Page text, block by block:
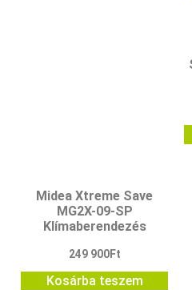
Midea Xtreme Save
MG2X-09-SP
Klímaberendezés
249 900Ft
Kosárba teszem